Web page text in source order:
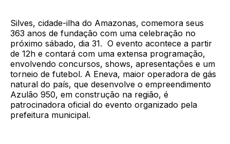
Silves, cidade-ilha do Amazonas, comemora seus
363 anos de fundação com uma celebração no
próximo sábado, dia 31. O evento acontece a partir
de 12h e contará com uma extensa programação,
envolvendo concursos, shows, apresentações e um
torneio de futebol. A Eneva, maior operadora de gás
natural do país, que desenvolve o empreendimento
Azulão 950, em construção na região, é
patrocinadora oficial do evento organizado pela
prefeitura municipal.